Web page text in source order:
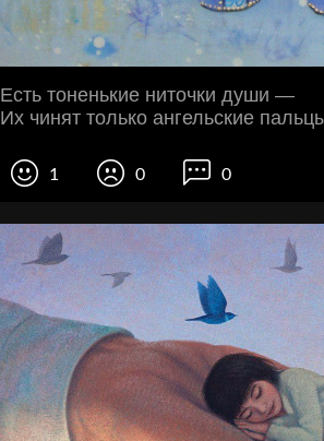
Есть тоненькие ниточки души —
Их чинят только ангельские
1 0 0